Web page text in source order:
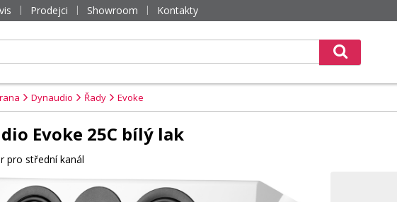
Prodejci Showroom Kontakty
Dynaudio Řady Evoke
Evoke 25C bílý lak
pro střední kanál